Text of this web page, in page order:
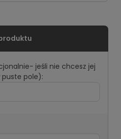
jeśli nie chcesz jej
pole):